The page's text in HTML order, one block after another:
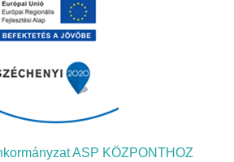
Egyesület
ASP KÖZPONTHOZ